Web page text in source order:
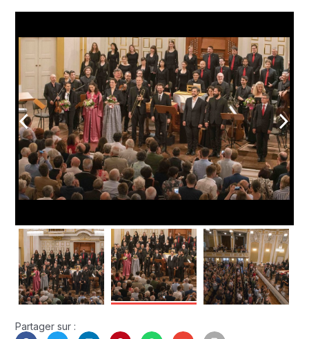
arrow_back_ios arrow_forward_ios
Partager sur :